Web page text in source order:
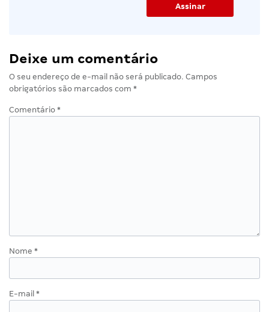
Deixe um comentário
O seu endereço de e-mail não será publicado. Campos
obrigatórios são marcados com *
Comentário *
Nome *
E-mail *